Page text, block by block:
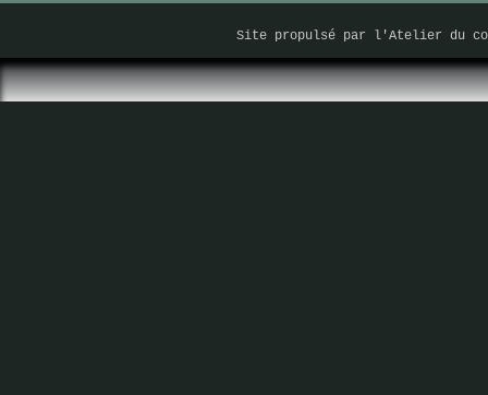
Site propulsé par l'Atelier du